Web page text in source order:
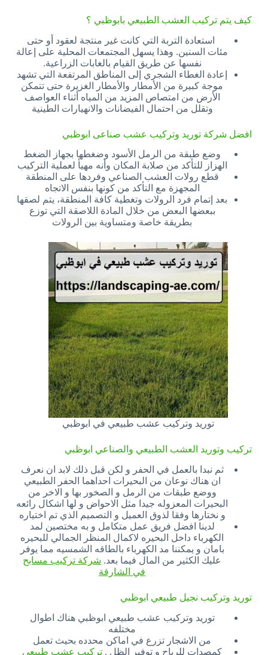
كيف يتم تركيب العشب الطبيعي بابوظبي ؟
استعادة التربة التي كانت غير منتجة لعقود أو حتى
مئات السنين. وهذا يسهل المجتمعات المحلية على إعالة
نفسها عن طريق القيام بالغابات الزراعية.
إعادة الغطاء الشجري إلى المناطق المرتفعة التي تشهد
موجة كبيرة من الأمطار والأمطار الغزيرة حتى تتمكن
الأرض من امتصاص المزيد من المياه أثناء العواصف
وتقلل من احتمال الفيضانات والانهيارات الطينية
افضل شركة توريد وتركيب عشب صناعى ابوظبي
وضع طبقة من الرمل الأسود وضغطها بجهاز الضغط
الهزاز للتأكد من صلابة المكان وأنه مهيأ لعملية التركيب
قطع رولات العشب الصناعي وفردها على المنطقة
المجهزة مع التأكد من كونها بنفس الاتجاه
بعد إتمام فرد الرولات وتغطية كافة المنطقة، يتم لصقها
ببعضها البعض من خلال المادة اللاصقة التي توزع
بطريقة خاصة ومتساوية بين الرولات
توريد وتركيب عشب طبيعي في ابوظبي
تركيب وتوريد العشب الطبيعي والصناعي ابوظبي
ثم نبدا بالعمل في الحفر و لكن قبل ذلك لابد ان نعرف
ان هناك نوعان من البحيرات احداهما الحفر الطبيعي
ووضع طبقات من الرمل و الصخور بها و الاخر من
البحيرات المعزوله جيدا مثل الاحواض و لها اشكال رائعه
و نختارها وفقا لذوق العميل و التصميم الذي تم اختياره
لدينا افضل فريق عمل متكامل و به مختصين لمد
الكهرباء داخل البحيره لاكمال المنظر الجمالي للبحيره
بامان و يمكننا مد الكهرباء بالطاقه الشمسيه مما يوفر
عليك الكثير من المال فيما بعد. شركة تركيب مسابح
في الشارقة
توريد وتركيب نجيل طبيعي ابوظبي
توريد وتركيب عشب طبيعي ابوظبي هناك اطوال
مختلفه
من الاشجار تزرع في اماكن محدده بحيث تعمل
كمصدات للرياح و توفير الظل . تركيب عشب طبيعي